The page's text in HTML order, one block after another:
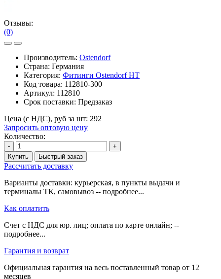
Отзывы:
(0)
Производитель: Ostendorf
Страна: Германия
Категория: Фитинги Ostendorf HT
Код товара: 112810-300
Артикул: 112810
Срок поставки: Предзаказ
Цена (с НДС), руб за шт: 292
Запросить оптовую цену
Количество:
-
+
Купить
Быстрый заказ
Рассчитать доставку
Варианты доставки: курьерская, в пункты выдачи и
терминалы ТК, самовывоз -- подробнее...
Как оплатить
Счет с НДС для юр. лиц; оплата по карте онлайн; --
подробнее...
Гарантия и возврат
Официальная гарантия на весь поставленный товар от 12
месяцев